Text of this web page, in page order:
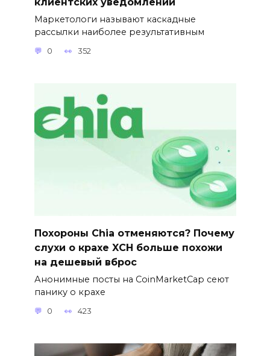
Маркетологи называют каскадные
рассылки наиболее результативным
0 352
Похороны Chia отменяются? Почему
слухи о крахе XCH больше похожи
на дешевый вброс
Анонимные посты на CoinMarketCap сеют
панику о крахе
0 423